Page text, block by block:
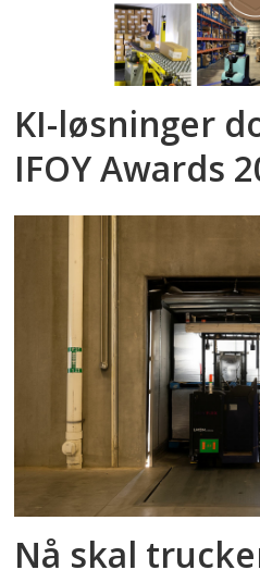
KI-løsninger
IFOY Awards
Nå skal